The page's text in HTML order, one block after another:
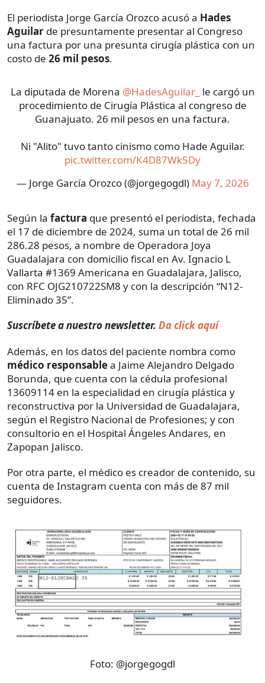
El periodista Jorge García Orozco acusó a Hades
Aguilar de presuntamente presentar al Congreso
una factura por una presunta cirugía plástica con un
costo de 26 mil pesos.
La diputada de Morena @HadesAguilar_ le cargó un
procedimiento de Cirugía Plástica al congreso de
Guanajuato. 26 mil pesos en una factura.
Ni "Alito" tuvo tanto cinismo como Hade Aguilar.
pic.twitter.com/K4D87Wk5Dy
— Jorge García Orozco (@jorgegogdl) May 7, 2026
Según la factura que presentó el periodista, fechada
el 17 de diciembre de 2024, suma un total de 26 mil
286.28 pesos, a nombre de Operadora Joya
Guadalajara con domicilio fiscal en Av. Ignacio L
Vallarta #1369 Americana en Guadalajara, Jalisco,
con RFC OJG210722SM8 y con la descripción “N12-
Eliminado 35”.
Suscríbete a nuestro newsletter. Da click aquí
Además, en los datos del paciente nombra como
médico responsablea Jaime Alejandro Delgado
Borunda, que cuenta con la cédula profesional
13609114 en la especialidad en cirugía plástica y
reconstructiva por la Universidad de Guadalajara,
según el Registro Nacional de Profesiones; y con
consultorio en el Hospital Ángeles Andares, en
Zapopan Jalisco.
Por otra parte, el médico es creador de contenido, su
cuenta de Instagram cuenta con más de 87 mil
seguidores.
Foto: @jorgegogdl